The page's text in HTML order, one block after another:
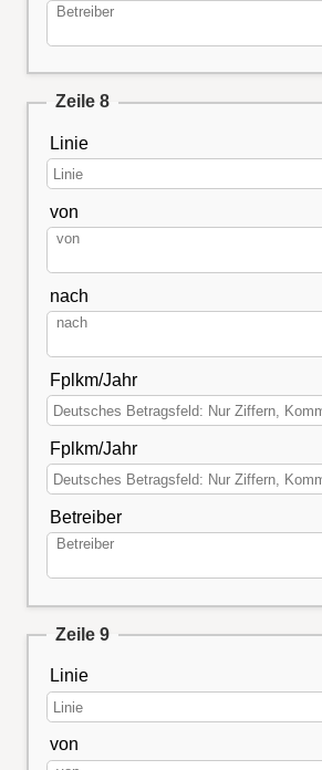
Zeile 8
Linie
von
nach
Fplkm/Jahr
Fplkm/Jahr
Betreiber
Zeile 9
Linie
von